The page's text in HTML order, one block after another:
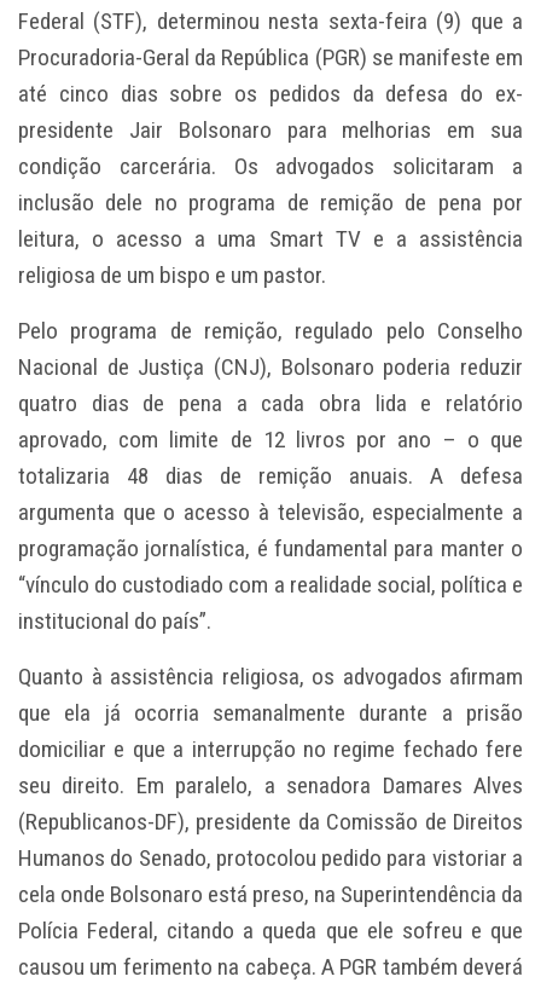
Federal (STF), determinou nesta sexta-feira (9) que a
Procuradoria-Geral da República (PGR) se manifeste em
até cinco dias sobre os pedidos da defesa do ex-
presidente Jair Bolsonaro para melhorias em sua
condição carcerária. Os advogados solicitaram a
inclusão dele no programa de remição de pena por
leitura, o acesso a uma Smart TV e a assistência
religiosa de um bispo e um pastor.
Pelo programa de remição, regulado pelo Conselho
Nacional de Justiça (CNJ), Bolsonaro poderia reduzir
quatro dias de pena a cada obra lida e relatório
aprovado, com limite de 12 livros por ano – o que
totalizaria 48 dias de remição anuais. A defesa
argumenta que o acesso à televisão, especialmente a
programação jornalística, é fundamental para manter o
“vínculo do custodiado com a realidade social, política e
institucional do país”.
Quanto à assistência religiosa, os advogados afirmam
que ela já ocorria semanalmente durante a prisão
domiciliar e que a interrupção no regime fechado fere
seu direito. Em paralelo, a senadora Damares Alves
(Republicanos-DF), presidente da Comissão de Direitos
Humanos do Senado, protocolou pedido para vistoriar a
cela onde Bolsonaro está preso, na Superintendência da
Polícia Federal, citando a queda que ele sofreu e que
causou um ferimento na cabeça. A PGR também deverá